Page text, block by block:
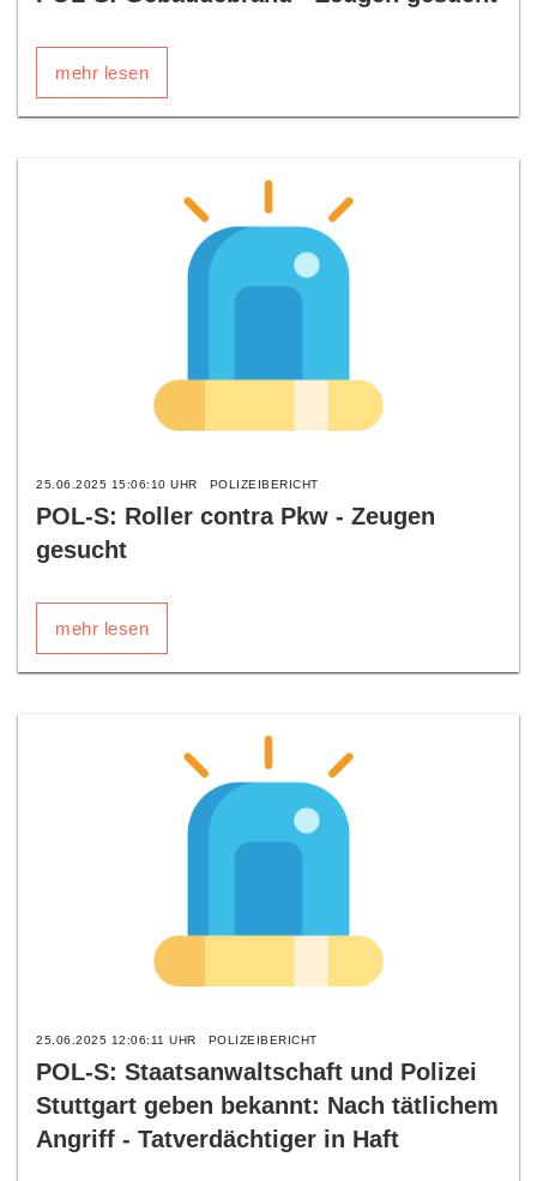
mehr lesen
25.06.2025 15:06:10 UHR POLIZEIBERICHT
POL-S: Roller contra Pkw - Zeugen
gesucht
mehr lesen
25.06.2025 12:06:11 UHR POLIZEIBERICHT
POL-S: Staatsanwaltschaft und Polizei
Stuttgart geben bekannt: Nach tätlichem
Angriff - Tatverdächtiger in Haft